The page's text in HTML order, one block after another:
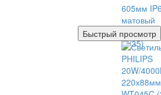
Быстрый просмотр